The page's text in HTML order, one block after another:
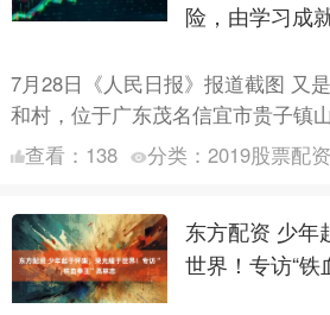
险，由学习成
7月28日《人民日报》报道截图 又
和村，位于广东茂名信宜市贵子镇
时间云雾缭绕。村党支部书记、村
查看： 138 分类： 2019股票配资
东方配资 少年
世界！专访“铁